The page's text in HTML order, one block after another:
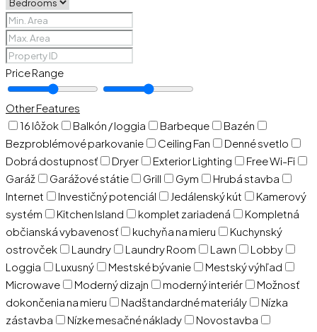
Price Range
Other Features
16 lôžok
Balkón / loggia Barbeque
Bazén
Bezproblémové parkovanie
Ceiling Fan
Denné svetlo
Dobrá dostupnosť
Dryer Exterior Lighting
Free Wi-Fi
Garáž
Garážové státie Grill Gym
Hrubá stavba
Internet
Investičný potenciál Jedálenský kút
Kamerový
systém
Kitchen Island komplet zariadená
Kompletná
občianská vybavenosť
kuchyňa na mieru
Kuchynský
ostrovček
Laundry Laundry Room Lawn
Lobby
Loggia
Luxusný Mestské bývanie
Mestský výhľad
Microwave
Moderný dizajn moderný interiér
Možnosť
dokončenia na mieru
Nadštandardné materiály
Nízka
zástavba
Nízke mesačné náklady
Novostavba